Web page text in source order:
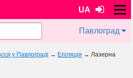
UA
Павлоград
у Павлограді → Епіляція → Лазерна